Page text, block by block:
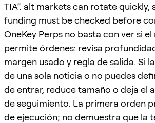
TIA”. alt markets can rotate quickly,
funding must be checked before
OneKey Perps no basta con ver si
permite órdenes: revisa
margen usado y regla de salida. Si
de una sola noticia o no puedes
de entrar, reduce tamaño o deja el
de seguimiento. La primera orden
de ejecución; no demuestra que la